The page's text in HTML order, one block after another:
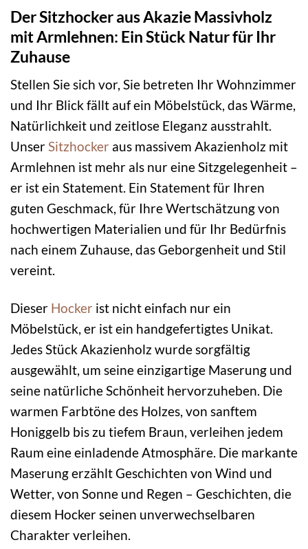
Der Sitzhocker aus Akazie Massivholz
mit Armlehnen: Ein Stück Natur für Ihr
Zuhause
Stellen Sie sich vor, Sie betreten Ihr Wohnzimmer
und Ihr Blick fällt auf ein Möbelstück, das Wärme,
Natürlichkeit und zeitlose Eleganz ausstrahlt.
UnserSitzhocker aus massivem Akazienholz mit
Armlehnen ist mehr als nur eine Sitzgelegenheit –
er ist ein Statement. Ein Statement für Ihren
guten Geschmack, für Ihre Wertschätzung von
hochwertigen Materialien und für Ihr Bedürfnis
nach einem Zuhause, das Geborgenheit und Stil
vereint.
Dieser Hocker ist nicht einfach nur ein
Möbelstück, er ist ein handgefertigtes Unikat.
Jedes Stück Akazienholz wurde sorgfältig
ausgewählt, um seine einzigartige Maserung und
seine natürliche Schönheit hervorzuheben. Die
warmen Farbtöne des Holzes, von sanftem
Honiggelb bis zu tiefem Braun, verleihen jedem
Raum eine einladende Atmosphäre. Die markante
Maserung erzählt Geschichten von Wind und
Wetter, von Sonne und Regen – Geschichten, die
diesem Hocker seinen unverwechselbaren
Charakter verleihen.